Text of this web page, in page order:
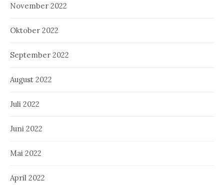
November 2022
Oktober 2022
September 2022
August 2022
Juli 2022
Juni 2022
Mai 2022
April 2022